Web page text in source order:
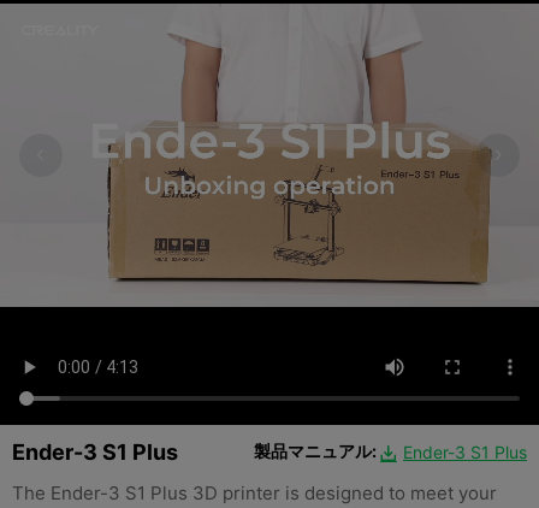
Ender-3 S1 Plus 製品マニュアル:  Ender-3 S1 Plus
The Ender-3 S1 Plus 3D printer is designed to meet your